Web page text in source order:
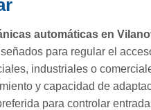
automáticas en
para regular el
industriales o
y capacidad de
para controlar